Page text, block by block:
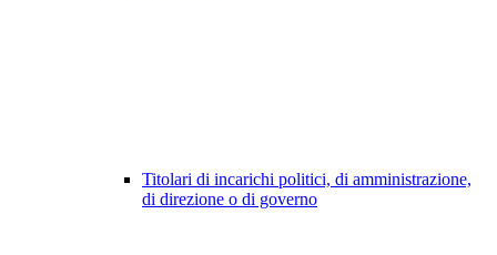
Titolari di incarichi politici, di amministrazione,
di direzione o di governo